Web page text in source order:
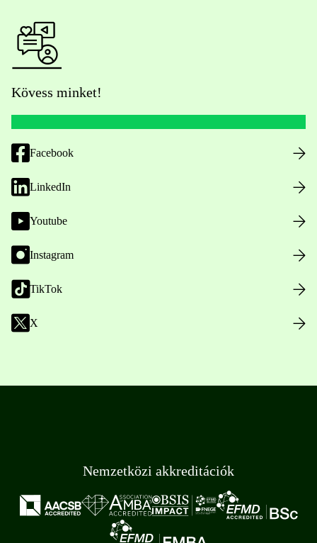
Kövess minket!
Facebook
LinkedIn
Youtube
Instagram
TikTok
X
Nemzetközi akkreditációk